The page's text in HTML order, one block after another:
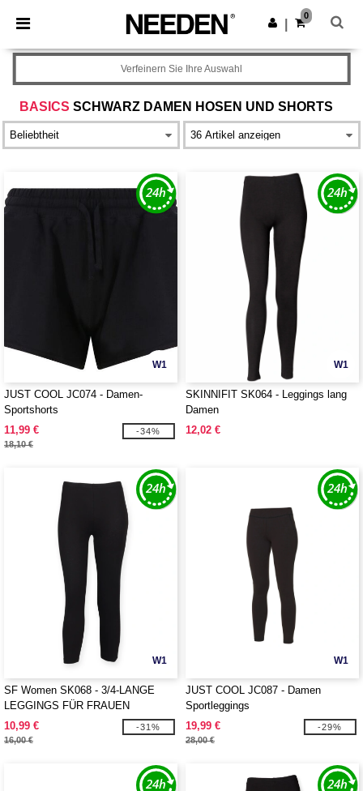
× Needen App
Bessere Preise in der App!
App holen
0
BASICS SCHWARZ DAMEN HOSEN UND SHORTS
Verfeinern Sie Ihre Auswahl
W1
JUST COOL JC074 - Damen-
Sportshorts
11,99 €
18,10 €
-34%
W1
SKINNIFIT SK064 - Leggings lang
Damen
12,02 €
W1
SF Women SK068 - 3/4-LANGE
LEGGINGS FÜR FRAUEN
10,99 €
16,00 €
-31%
W1
JUST COOL JC087 - Damen
Sportleggings
19,99 €
28,00 €
-29%